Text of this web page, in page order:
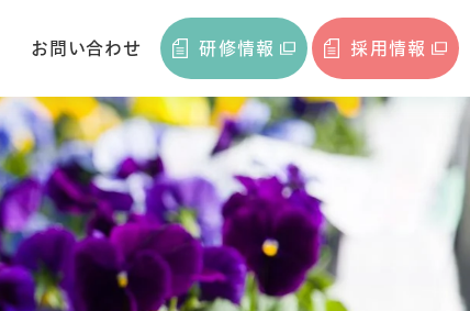
お問い合わせ 研修情報 採用情報